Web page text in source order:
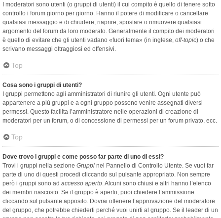
I moderatori sono utenti (o gruppi di utenti) il cui compito è quello di tenere sotto
controllo i forum giorno per giorno. Hanno il potere di modificare o cancellare
qualsiasi messaggio e di chiudere, riaprire, spostare o rimuovere qualsiasi
argomento del forum da loro moderato. Generalmente il compito dei moderatori
è quello di evitare che gli utenti vadano «fuori tema» (in inglese, off-topic) o che
scrivano messaggi oltraggiosi ed offensivi.
Top
Cosa sono i gruppi di utenti?
I gruppi permettono agli amministratori di riunire gli utenti. Ogni utente può
appartenere a più gruppi e a ogni gruppo possono venire assegnati diversi
permessi. Questo facilita l’amministratore nelle operazioni di creazione di
moderatori per un forum, o di concessione di permessi per un forum privato, ecc.
Top
Dove trovo i gruppi e come posso far parte di uno di essi?
Trovi i gruppi nella sezione Gruppi nel Pannello di Controllo Utente. Se vuoi far
parte di uno di questi procedi cliccando sul pulsante appropriato. Non sempre
però i gruppi sono ad accesso aperto. Alcuni sono chiusi e altri hanno l’elenco
dei membri nascosto. Se il gruppo è aperto, puoi chiedere l’ammissione
cliccando sul pulsante apposito. Dovrai ottenere l’approvazione del moderatore
del gruppo, che potrebbe chiederti perché vuoi unirti al gruppo. Se il leader di un